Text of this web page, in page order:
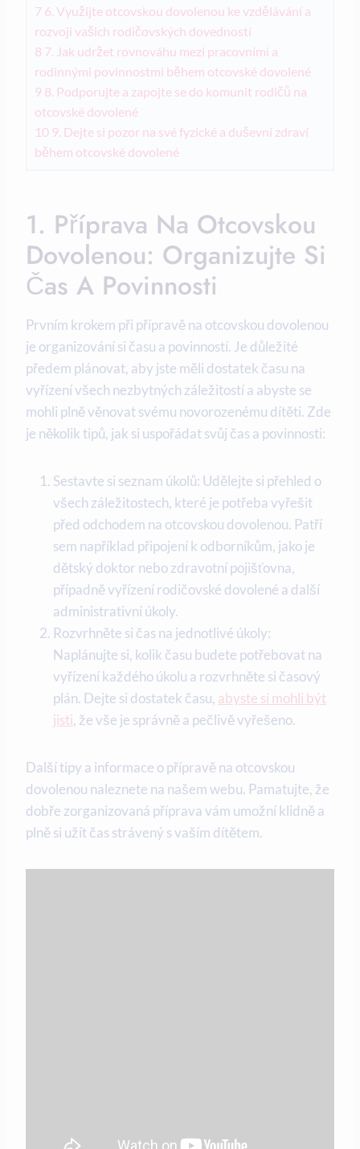
7 6. Využijte otcovskou dovolenou ke vzdělávání a
rozvoji vašich rodičovských dovedností
8 7. Jak udržet rovnováhu mezi pracovními a​
rodinnými povinnostmi během otcovské dovolené
9 8. Podporujte a zapojte se do komunit rodičů na​
otcovské dovolené
10 9. Dejte si‍ pozor na své fyzické​ a duševní zdraví
během otcovské dovolené
1. Příprava Na Otcovskou
Dovolenou: Organizujte Si
Čas A Povinnosti
Prvním​ krokem ⁢při ‌přípravě na otcovskou dovolenou
je‍ organizování si času a povinností. Je důležité
předem ‌plánovat, aby ⁢jste měli dostatek⁢ času na
vyřízení všech ⁤nezbytných ‍záležitostí a abyste se
mohli ⁣plně ​věnovat svému novorozenému dítěti. Zde
je několik​ tipů, jak si uspořádat svůj čas ‍a povinnosti:
Sestavte si seznam úkolů: Udělejte si přehled o
všech záležitostech, které je potřeba vyřešit
před odchodem na ⁣otcovskou dovolenou. Patří
sem například ‌připojení ‌k‍ odborníkům, jako je
dětský doktor⁤ nebo zdravotní pojišťovna,
případně vyřízení rodičovské dovolené a další
administrativní úkoly.
Rozvrhněte si čas⁢ na jednotlivé úkoly:
⁤Naplánujte si, kolik času budete potřebovat na
vyřízení každého úkolu a rozvrhněte si časový
plán. Dejte si dostatek času, abyste si mohli být
jisti, že vše je správně a pečlivě vyřešeno.
Další‍ tipy a informace o přípravě na otcovskou
dovolenou naleznete na ⁣našem ‍webu.⁣ Pamatujte, ​že
dobře ​zorganizovaná příprava vám umožní klidně a
⁣plně‌ si užít čas strávený s vaším dítětem.